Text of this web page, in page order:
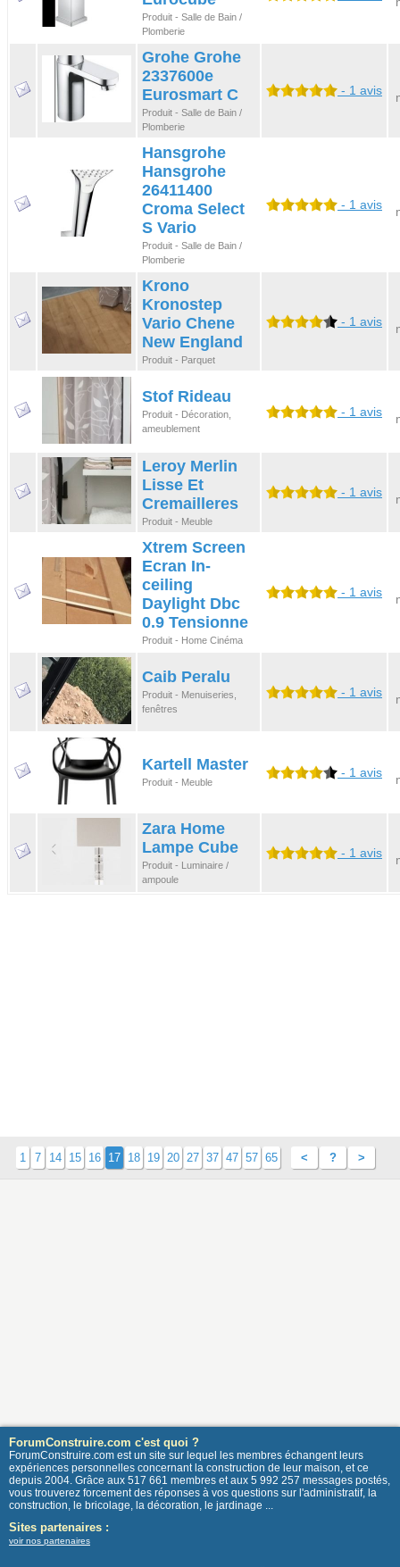
Produit - Salle de Bain /
Plomberie
Grohe Grohe
2337600e
Eurosmart C
Produit - Salle de Bain /
Plomberie
- 1 avis
Hansgrohe
Hansgrohe
26411400
Croma Select
S Vario
Produit - Salle de Bain /
Plomberie
- 1 avis
Krono
Kronostep
Vario Chene
New England
Produit - Parquet
- 1 avis
Stof Rideau
Produit - Décoration,
ameublement
- 1 avis
Leroy Merlin
Lisse Et
Cremailleres
Produit - Meuble
- 1 avis
Xtrem Screen
Ecran In-
ceiling
Daylight Dbc
0.9 Tensionne
Produit - Home Cinéma
- 1 avis
Caib Peralu
Produit - Menuiseries,
fenêtres
- 1 avis
Kartell Master
Produit - Meuble
- 1 avis
Zara Home
Lampe Cube
Produit - Luminaire /
ampoule
- 1 avis
1 7 14 15 16 17 18 19 20 27 37 47 57 65 < ? >
ForumConstruire.com c'est quoi ?
ForumConstruire.com est un site sur lequel les membres échangent leurs
expériences personnelles concernant la construction de leur maison, et ce
depuis 2004. Grâce aux 517 661 membres et aux 5 992 257 messages postés,
vous trouverez forcement des réponses à vos questions sur l'administratif, la
construction, le bricolage, la décoration, le jardinage ...
Sites partenaires :
voir nos partenaires